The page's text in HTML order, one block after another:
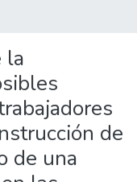
la
de
de una